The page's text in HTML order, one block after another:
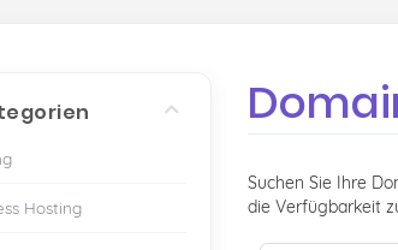
Hosting
Suchen Sie Ihre
die Verfügbarkeit